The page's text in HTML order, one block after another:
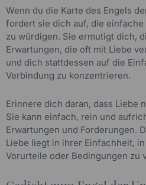
Wenn du die Karte des Engels
fordert sie dich auf, die
zu würdigen. Sie ermutigt dich,
Erwartungen, die oft mit Liebe
und dich stattdessen auf die
Verbindung zu konzentrieren.
Erinnere dich daran, dass Liebe
Sie kann einfach, rein und
Erwartungen und Forderungen.
Liebe liegt in ihrer Einfachheit,
Vorurteile oder Bedingungen zu